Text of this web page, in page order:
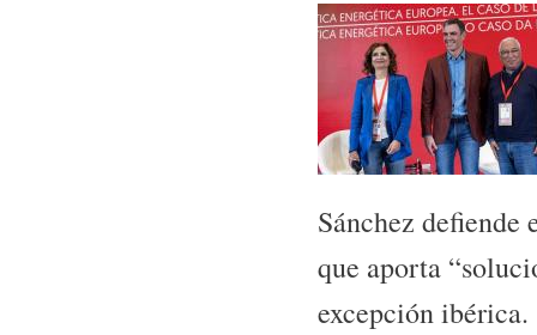
Sánchez
que aporta
excepción ibérica.